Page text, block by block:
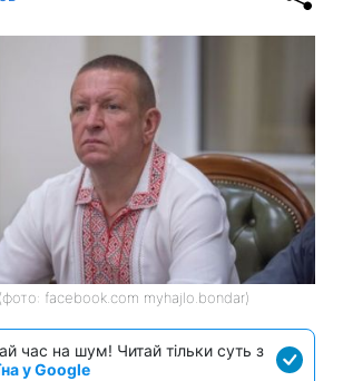
facebook.com myhajlo.bondar)
час на шум! Читай тільки суть з
у Google